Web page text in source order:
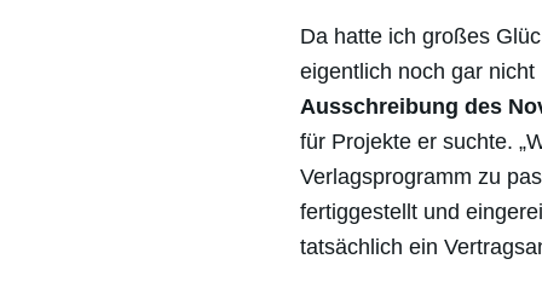
Da hatte ich großes
eigentlich noch gar
Ausschreibung des
für Projekte er suchte.
Verlagsprogramm zu
fertiggestellt und
tatsächlich ein